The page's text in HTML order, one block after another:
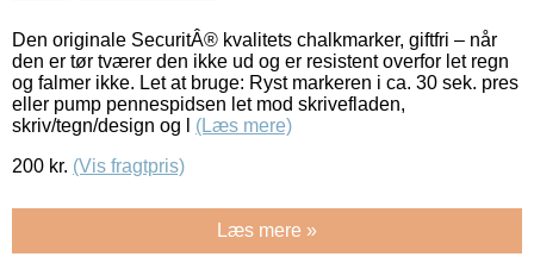
Den originale SecuritÂ® kvalitets chalkmarker, giftfri – når
den er tør tværer den ikke ud og er resistent overfor let regn
og falmer ikke. Let at bruge: Ryst markeren i ca. 30 sek. pres
eller pump pennespidsen let mod skrivefladen,
skriv/tegn/design og l (Læs mere)
200 kr. (Vis fragtpris)
Læs mere »